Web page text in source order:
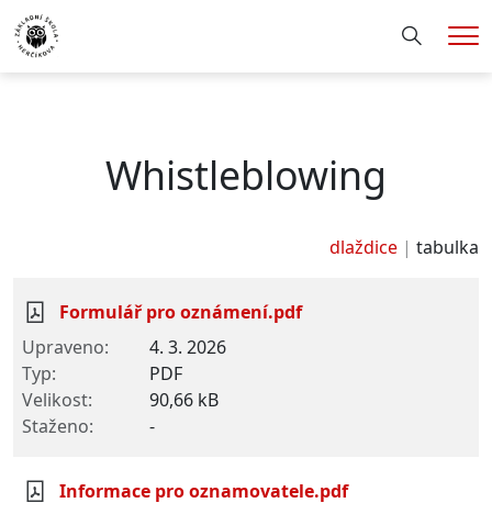
Hledání
Whistleblowing
dlaždice tabulka
Formulář pro oznámení.pdf
4. 3. 2026
PDF
90,66 kB
-
Informace pro oznamovatele.pdf